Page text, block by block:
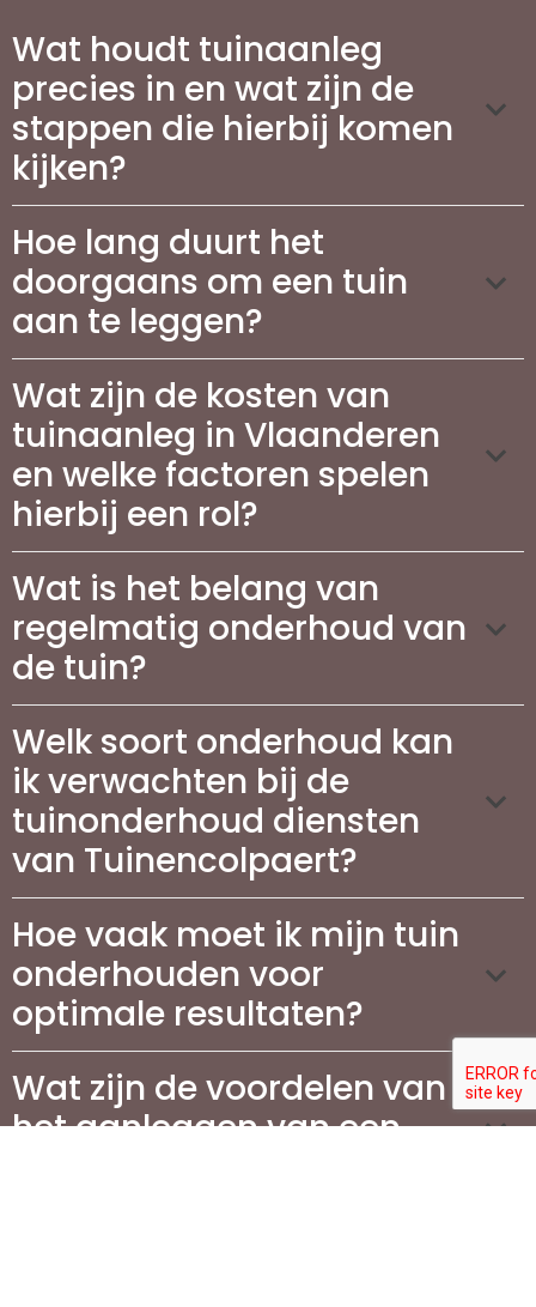
Wat houdt tuinaanleg
precies in en wat zijn de
stappen die hierbij komen
kijken?
Hoe lang duurt het
doorgaans om een tuin
aan te leggen?
Wat zijn de kosten van
tuinaanleg in Vlaanderen
en welke factoren spelen
hierbij een rol?
Wat is het belang van
regelmatig onderhoud van
de tuin?
Welk soort onderhoud kan
ik verwachten bij de
tuinonderhoud diensten
van Tuinencolpaert?
Hoe vaak moet ik mijn tuin
onderhouden voor
optimale resultaten?
Wat zijn de voordelen van
het aanleggen van een